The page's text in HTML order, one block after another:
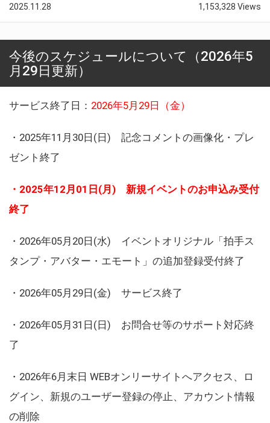
2025.11.28 1,153,328 Views
今後のスケジュールについて（2026年5
月29日更新）
サービス終了日： 2026年5月29日（金）
・2025年11月30日(日) 記念コメントの画像化・プレ
ゼント終了
・2025年12月01日(月) 新規イベントのお申込み受付
終了
・2026年05月20日(水) イベントオリジナル「拍手ス
タンプ・アバター・エモート」の追加登録受付終了
・2026年05月29日(金) サービス終了
・2026年05月31日(日) お問合せ等のサポート対応終
了
・2026年6月末日 WEBオンリーサイトへアクセス、ロ
グイン、新規のユーザー登録の停止、アカウント情報
の削除